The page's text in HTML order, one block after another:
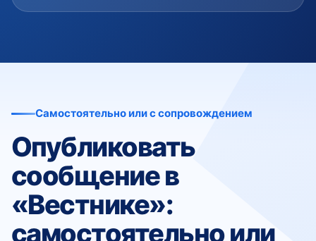
Самостоятельно или с сопровождением
Опубликовать
сообщение в
«Вестнике»:
самостоятельно или